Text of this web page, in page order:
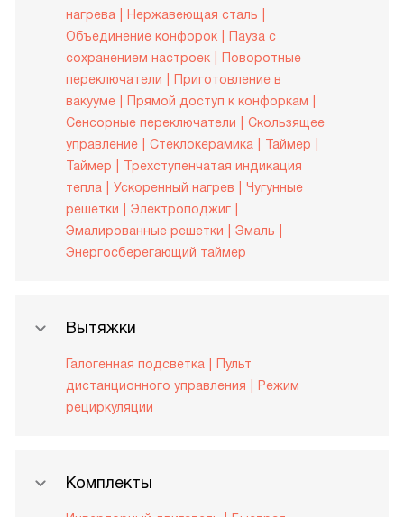
нагрева
Нержавеющая сталь
Объединение конфорок
Пауза с
сохранением настроек
Поворотные
переключатели
Приготовление в
вакууме
Прямой доступ к конфоркам
Сенсорные переключатели
Скользящее
управление
Стеклокерамика
Таймер
Таймер
Трехступенчатая индикация
тепла
Ускоренный нагрев
Чугунные
решетки
Электроподжиг
Эмалированные решетки
Эмаль
Энергосберегающий таймер
Вытяжки
Галогенная подсветка
Пульт
дистанционного управления
Режим
рециркуляции
Комплекты